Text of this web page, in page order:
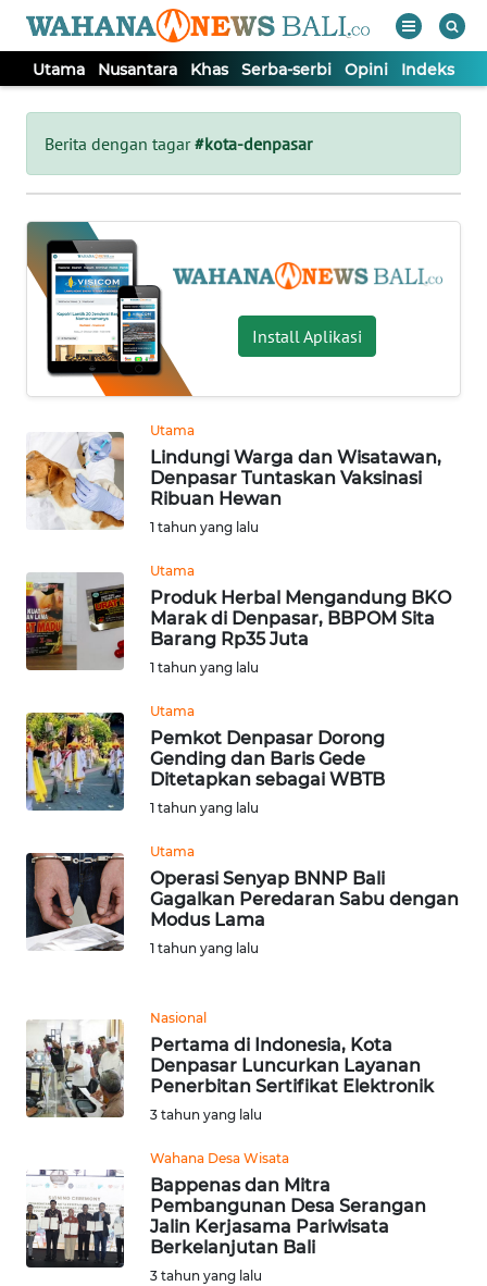
Utama Nusantara Khas Serba-serbi Opini Indeks
Berita dengan tagar#kota-denpasar
Install Aplikasi
Utama
Lindungi Warga dan Wisatawan,
Denpasar Tuntaskan Vaksinasi
Ribuan Hewan
1 tahun yang lalu
Utama
Produk Herbal Mengandung BKO
Marak di Denpasar, BBPOM Sita
Barang Rp35 Juta
1 tahun yang lalu
Utama
Pemkot Denpasar Dorong
Gending dan Baris Gede
Ditetapkan sebagai WBTB
1 tahun yang lalu
Utama
Operasi Senyap BNNP Bali
Gagalkan Peredaran Sabu dengan
Modus Lama
1 tahun yang lalu
Nasional
Pertama di Indonesia, Kota
Denpasar Luncurkan Layanan
Penerbitan Sertifikat Elektronik
3 tahun yang lalu
Wahana Desa Wisata
Bappenas dan Mitra
Pembangunan Desa Serangan
Jalin Kerjasama Pariwisata
Berkelanjutan Bali
3 tahun yang lalu
Tutup
UTAMA
NUSANTARA
KHAS
SERBA-
SERBI
OPINI
Informasi
INDEKS
BERITA
KONTAK
KAMI
INFO
IKLAN
TENTANG
PEDOMAN
MEDIA
SIBER
KARIR
DISCLAIMER
Wahana
News
Regional
WN